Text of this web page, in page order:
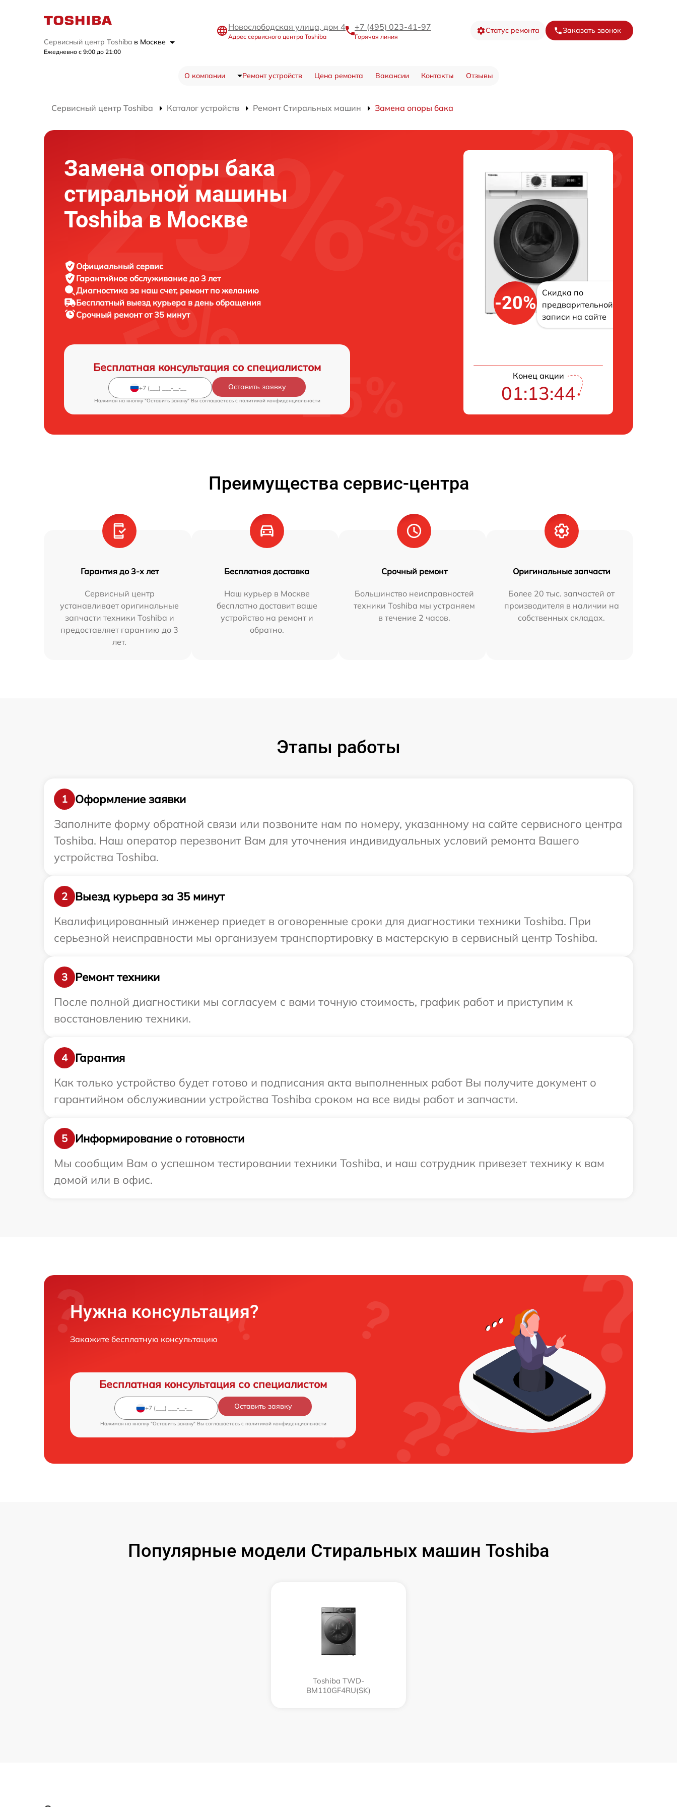
Сервисный центр Toshiba в Москве
Ежедневно с 9:00 до 21:00
Новослободская улица, дом 4
Адрес сервисного центра Toshiba
+7 (495) 023-41-97
Горячая линия
Статус ремонта Заказать звонок
О компании Ремонт устройств Цена ремонта Вакансии Контакты Отзывы
Сервисный центр Toshiba Каталог устройств Ремонт Стиральных машин Замена опоры бака
Замена опоры бака
стиральной машины
Toshiba в Москве
Официальный сервис
Гарантийное обслуживание до 3 лет
Диагностика за наш счет, ремонт по желанию
Бесплатный выезд курьера в день обращения
Срочный ремонтот 35 минут
Бесплатная консультация со специалистом
Оставить заявку
Нажимая на кнопку "Оставить заявку" Вы соглашаетесь c политикой конфиденциальности
-20%
Скидка по
предварительной
записи на сайте
Конец акции
01:13:43
Преимущества сервис-центра
Гарантия до 3-х лет
Сервисный центр
устанавливает оригинальные
запчасти техники Toshiba и
предоставляет гарантию до 3
лет.
Бесплатная доставка
Наш курьер в Москве
бесплатно доставит ваше
устройство на ремонт и
обратно.
Срочный ремонт
Большинство неисправностей
техники Toshiba мы устраняем
в течение 2 часов.
Оригинальные запчасти
Более 20 тыс. запчастей от
производителя в наличии на
собственных складах.
Этапы работы
1
Оформление заявки
Заполните форму обратной связи или позвоните нам по номеру, указанному на сайте сервисного центра
Toshiba. Наш оператор перезвонит Вам для уточнения индивидуальных условий ремонта Вашего
устройства Toshiba.
2
Выезд курьера за 35 минут
Квалифицированный инженер приедет в оговоренные сроки для диагностики техники Toshiba. При
серьезной неисправности мы организуем транспортировку в мастерскую в сервисный центр Toshiba.
3
Ремонт техники
После полной диагностики мы согласуем с вами точную стоимость, график работ и приступим к
восстановлению техники.
4
Гарантия
Как только устройство будет готово и подписания акта выполненных работ Вы получите документ о
гарантийном обслуживании устройства Toshiba сроком на все виды работ и запчасти.
5
Информирование о готовности
Мы сообщим Вам о успешном тестировании техники Toshiba, и наш сотрудник привезет технику к вам
домой или в офис.
Нужна консультация?
Закажите бесплатную консультацию
Бесплатная консультация со специалистом
Оставить заявку
Нажимая на кнопку "Оставить заявку" Вы соглашаетесь c политикой конфиденциальности
Популярные модели Стиральных машин Toshiba
Toshiba TWD-
BM110GF4RU(SK)